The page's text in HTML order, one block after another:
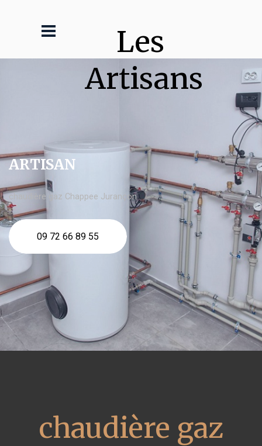
Les
Artisans
ARTISAN
chaudière gaz Chappee Jurançon
09 72 66 89 55
chaudière gaz